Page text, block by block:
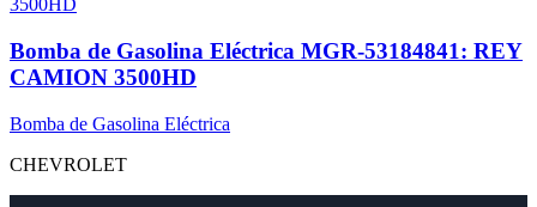
Bomba de Gasolina Eléctrica MGR-53184841: REY
CAMION 3500HD
Bomba de Gasolina Eléctrica
CHEVROLET